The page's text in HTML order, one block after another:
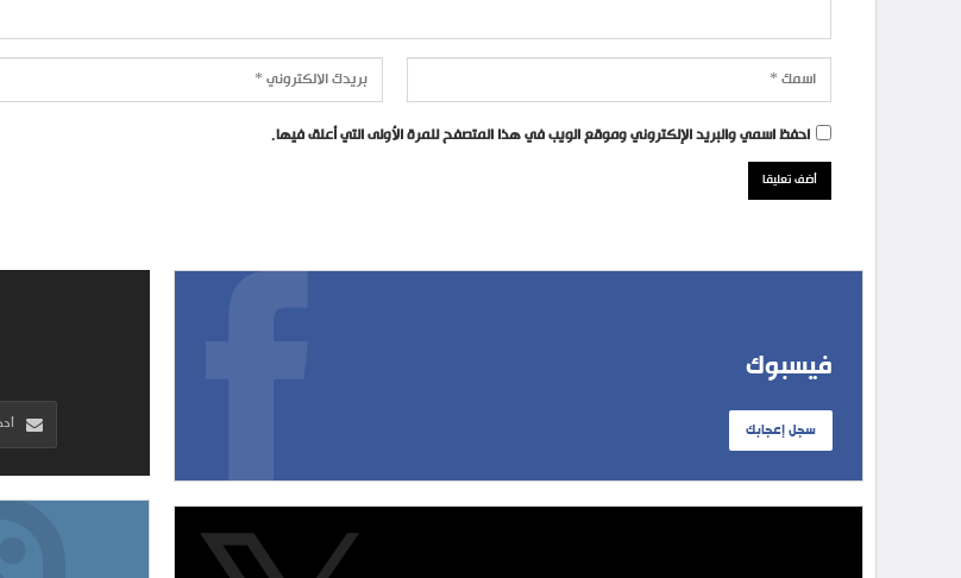
احفظ اسمي والبريد الإلكتروني وموقع الويب في هذا المتصفح للمرة الأولى التي أعلق فيها.
فيسبوك
سجل إعجابك